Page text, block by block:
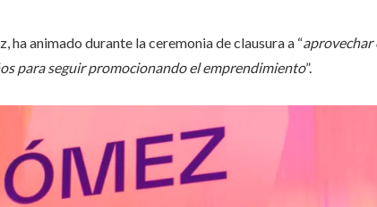
animado durante la ceremonia de clausura a “aprovechar
para seguir promocionando el emprendimiento”.